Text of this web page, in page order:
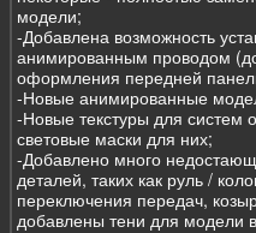
модели;
-Добавлена возможность
анимированным проводом
оформления передней
-Новые анимированные
-Новые текстуры для систем
световые маски для них;
-Добавлено много
деталей, таких как руль /
переключения передач,
добавлены тени для модели